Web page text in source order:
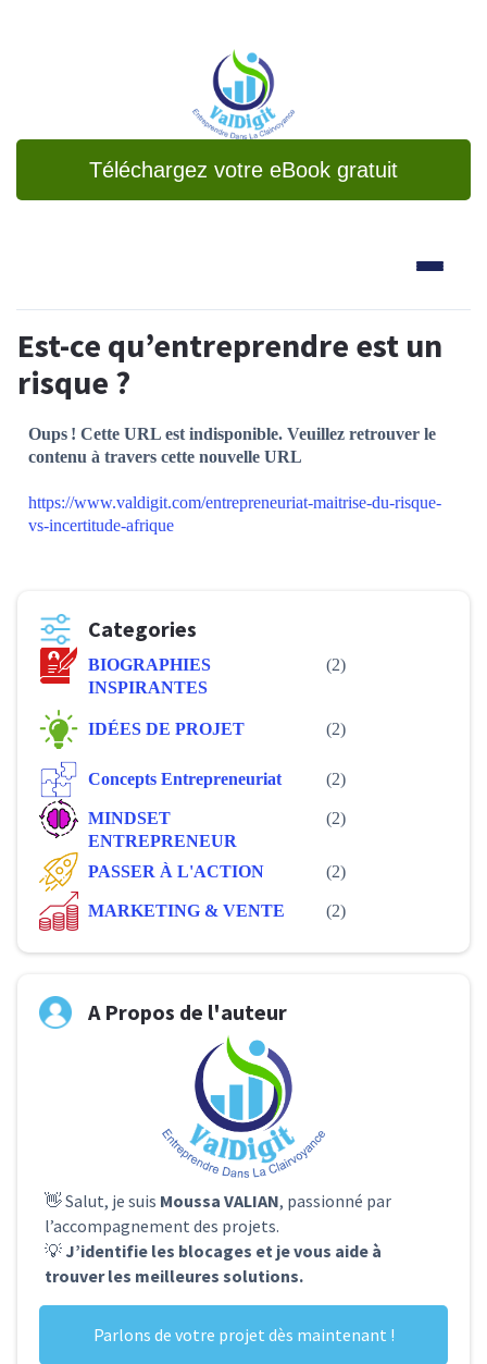
Téléchargez votre eBook gratuit
Est-ce qu’entreprendre est un
risque ?
Oups ! Cette URL est indisponible. Veuillez retrouver le
contenu à travers cette nouvelle URL
https://www.valdigit.com/entrepreneuriat-maitrise-du-risque-
vs-incertitude-afrique
Categories
BIOGRAPHIES
INSPIRANTES
(2)
IDÉES DE PROJET (2)
Concepts Entrepreneuriat (2)
MINDSET
ENTREPRENEUR
(2)
PASSER À L'ACTION (2)
MARKETING & VENTE (2)
A Propos de l'auteur
👋 Salut, je suis Moussa VALIAN, passionné par
l’accompagnement des projets.
💡 J’identifie les blocages et je vous aide à
trouver les meilleures solutions.
Parlons de votre projet dès maintenant !